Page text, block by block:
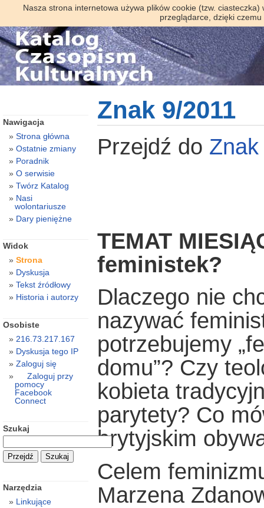
Nasza strona internetowa używa plików cookie (tzw.
przeglądarce, dzięki
Znak 9/2011
Przejdź do Znak
TEMAT
feministek?
Dlaczego nie
nazywać
potrzebujemy
domu”? Czy
kobieta
parytety? Co
brytyjskim
Celem
Marzena
Nawigacja
Strona główna
Ostatnie zmiany
Poradnik
O serwisie
Twórz Katalog
Nasi
wolontariusze
Dary pieniężne
Widok
Strona
Dyskusja
Tekst źródłowy
Historia i autorzy
Osobiste
216.73.217.167
Dyskusja tego IP
Zaloguj się
Zaloguj przy
pomocy
Facebook
Connect
Szukaj
Narzędzia
Linkujące